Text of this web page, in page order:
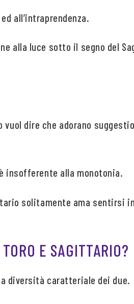
all’intraprendenza.
alla luce sotto il segno del
dire che adorano
insofferente alla monotonia.
solitamente ama sentirsi
E SAGITTARIO?
diversità caratteriale dei due.